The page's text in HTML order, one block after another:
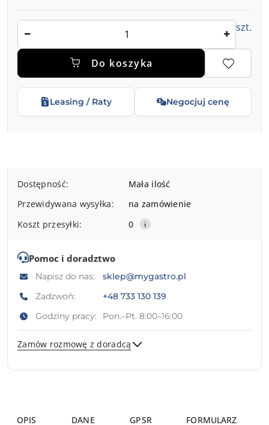
Ilość szt.
Do koszyka
Leasing / Raty Negocjuj cenę
Dostępność
dostawa
Dostępność:
Mała ilość
Przewidywana wysyłka:
na zamówienie
Koszt przesyłki:
0
Pomoc i doradztwo
Napisz do nas:
sklep@mygastro.pl
Zadzwoń:
+48 733 130 139
Godziny pracy:
Pon.–Pt. 8:00–16:00
Zamów rozmowę z doradcą
OPIS
DANE
GPSR
FORMULARZ